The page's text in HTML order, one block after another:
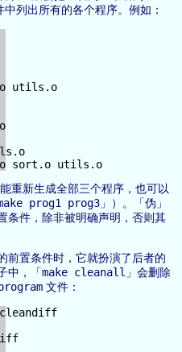
列出所有的各个程序。例如：
utils.o
能重新生成全部三个程序，也可以
prog1 prog3 」）。「伪」
条件，除非被明确声明，否则其
前置条件时，它就扮演了后者的
中，「 make cleanall 」会删除
文件：
cleandiff